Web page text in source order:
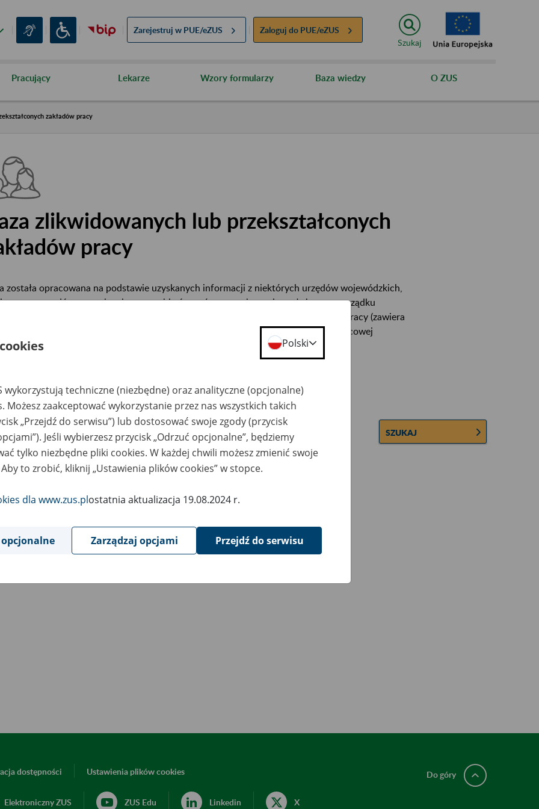
Zarejestruj w PUE/eZUS Zaloguj do PUE/eZUS
Szukaj
Pracujący Lekarze Wzory formularzy Baza wiedzy O ZUS
zakładów pracy
zlikwidowanych lub przekształconych
pracy
została opracowana na podstawie uzyskanych informacji z niektórych urzędów wojewódzkich,
urzędów centralnych oraz archiwów państwowych, zawiera ułożone w porządku
informacje na temat zlikwidowanych bądź przekształconych zakładów pracy (zawiera
informacje o miejscu przechowywania dokumentacji osobowej lub osobowej i płacowej
tych zakładów).
można przesyłać poprzez formularz umieszczony poniżej.
zakładu pracy: SZUKAJ
uwagi można przesyłać poprzezformularz
Wyświetl wszystkie
dostępności Ustawienia plików cookies
Elektroniczny ZUS ZUS Edu Linkedin X
Do góry
Polski
wykorzystują techniczne (niezbędne) oraz analityczne (opcjonalne)
Możesz zaakceptować wykorzystanie przez nas wszystkich takich
„Przejdź do serwisu”) lub dostosować swoje zgody (przycisk
Jeśli wybierzesz przycisk „Odrzuć opcjonalne”, będziemy
tylko niezbędne pliki cookies. W każdej chwili możesz zmienić swoje
to zrobić, kliknij „Ustawienia plików cookies” w stopce.
dla www.zus.plostatnia aktualizacja 19.08.2024 r.
Zarządzaj opcjami Przejdź do serwisu